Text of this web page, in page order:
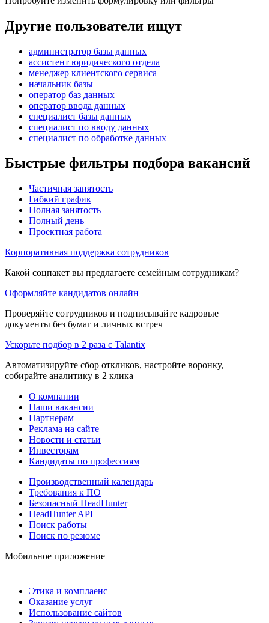
Другие пользователи ищут
администратор базы данных
ассистент юридического отдела
менеджер клиентского сервиса
начальник базы
оператор баз данных
оператор ввода данных
специалист базы данных
специалист по вводу данных
специалист по обработке данных
Быстрые фильтры подбора вакансий
Частичная занятость
Гибкий график
Полная занятость
Полный день
Проектная работа
Корпоративная поддержка сотрудников
Какой соцпакет вы предлагаете семейным сотрудникам?
Оформляйте кандидатов онлайн
Проверяйте сотрудников и подписывайте кадровые
документы без бумаг и личных встреч
Ускорьте подбор в 2 раза с Talantix
Автоматизируйте сбор откликов, настройте воронку,
собирайте аналитику в 2 клика
О компании
Наши вакансии
Партнерам
Реклама на сайте
Новости и статьи
Инвесторам
Кандидаты по профессиям
Производственный календарь
Требования к ПО
Безопасный HeadHunter
HeadHunter API
Поиск работы
Поиск по резюме
Мобильное приложение
Этика и комплаенс
Оказание услуг
Использование сайтов